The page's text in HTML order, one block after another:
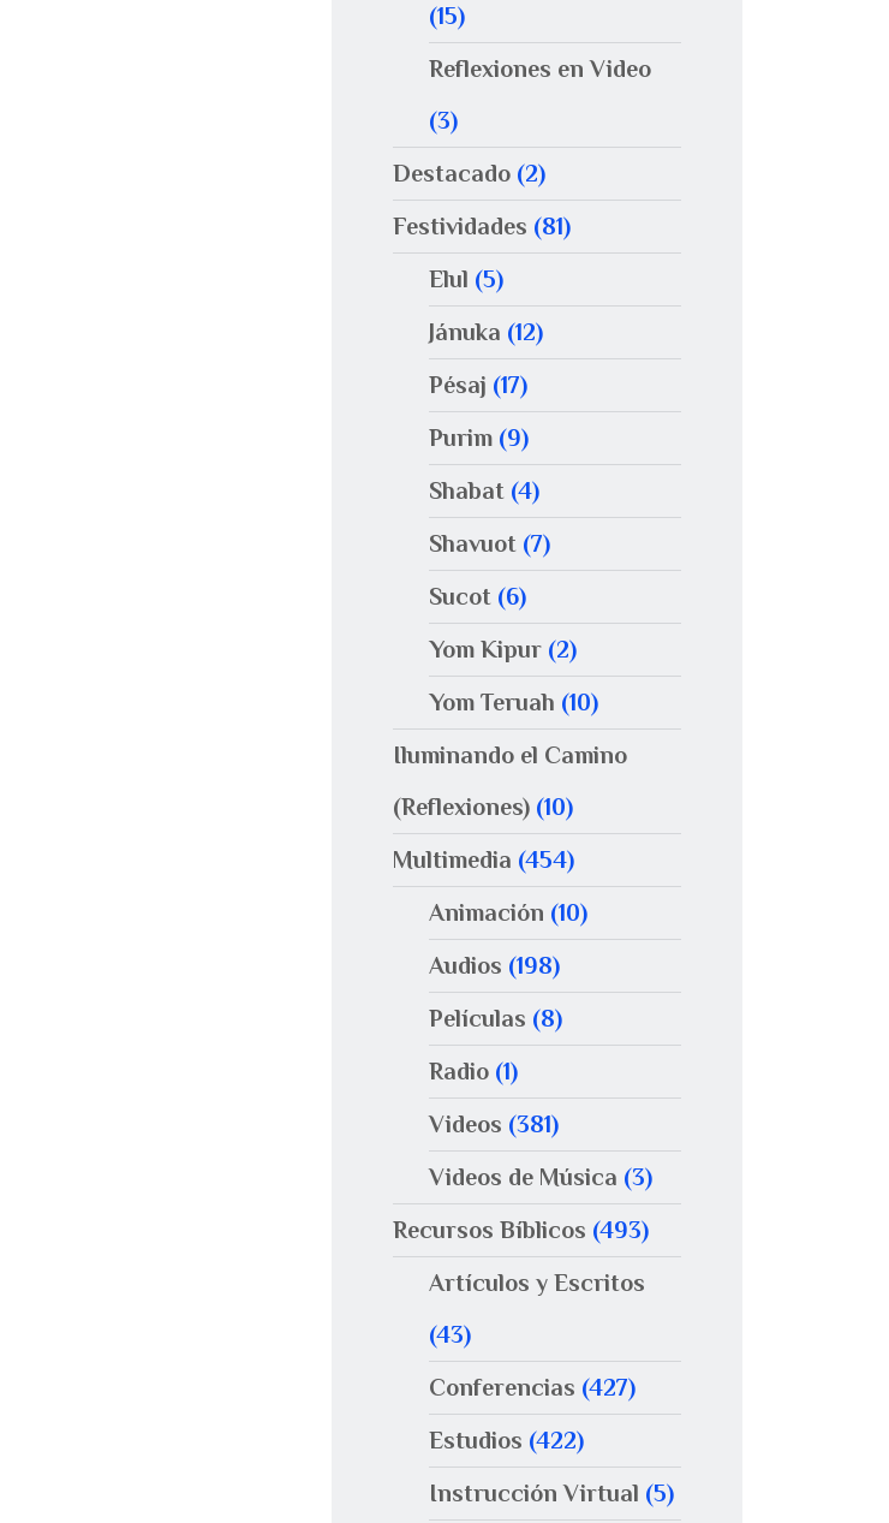
(15)
Reflexiones en Video
(3)
Destacado (2)
Festividades (81)
Elul (5)
Jánuka (12)
Pésaj (17)
Purim (9)
Shabat (4)
Shavuot (7)
Sucot (6)
Yom Kipur (2)
Yom Teruah (10)
Iluminando el Camino
(Reflexiones) (10)
Multimedia (454)
Animación (10)
Audios (198)
Películas (8)
Radio (1)
Videos (381)
Videos de Música (3)
Recursos Bíblicos (493)
Artículos y Escritos
(43)
Conferencias (427)
Estudios (422)
Instrucción Virtual (5)